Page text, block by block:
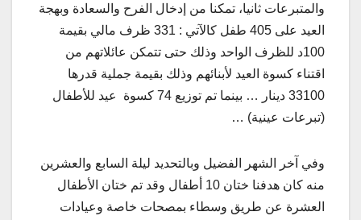
والمتبرعات ثانيا، تمكنا من إدخال الفرح والسعادة وبهجة
العيد على 405 طفل كالآتي : 331 ظرف مالي بقيمة
100د للظرف الواحد وذلك حتى تتمكن عائلاتهم من
اقتناء كسوة العيد لأبنائهم وذلك بقيمة جملية قدرها
33100 دينار … بينما تم توزيع 74 كسوة عيد للأطفال
(تبرعات عينية) …
وفي آخر الشهر الفضيل وبالتحديد ليلة السابع والعشرين
منه كان هدفنا ختان 10 أطفال وقد تم ختان الأطفال
العشرة عن طريق وسطاء بمصحات خاصة وعيادات